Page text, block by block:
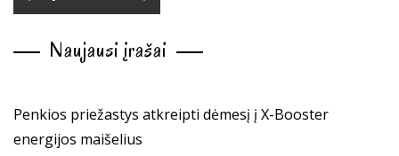
Naujausi įrašai
Penkios priežastys atkreipti dėmesį į X-Booster
energijos maišelius